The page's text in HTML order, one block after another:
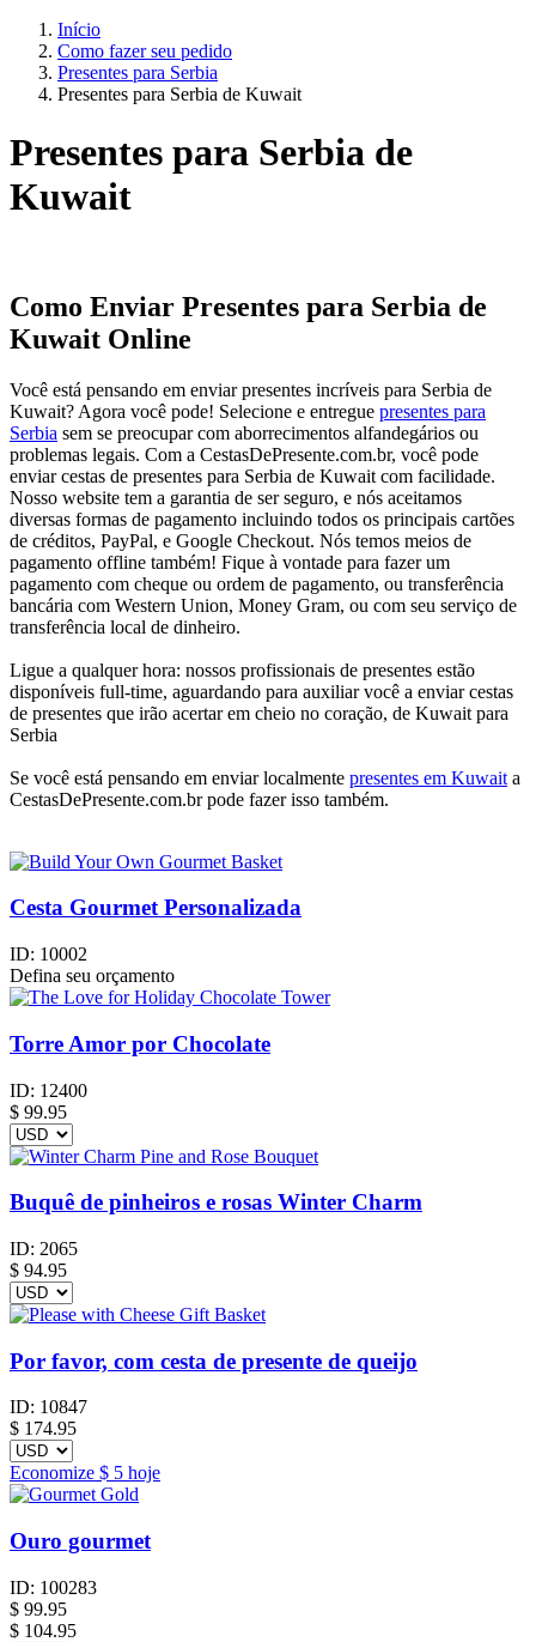
Início
Como fazer seu pedido
Presentes para Serbia
Presentes para Serbia de Kuwait
Presentes para Serbia de
Kuwait
Como Enviar Presentes para Serbia de
Kuwait Online
Você está pensando em enviar presentes incríveis para Serbia de
Kuwait? Agora você pode! Selecione e entregue presentes para
Serbia sem se preocupar com aborrecimentos alfandegários ou
problemas legais. Com a CestasDePresente.com.br, você pode
enviar cestas de presentes para Serbia de Kuwait com facilidade.
Nosso website tem a garantia de ser seguro, e nós aceitamos
diversas formas de pagamento incluindo todos os principais cartões
de créditos, PayPal, e Google Checkout. Nós temos meios de
pagamento offline também! Fique à vontade para fazer um
pagamento com cheque ou ordem de pagamento, ou transferência
bancária com Western Union, Money Gram, ou com seu serviço de
transferência local de dinheiro.
Ligue a qualquer hora: nossos profissionais de presentes estão
disponíveis full-time, aguardando para auxiliar você a enviar cestas
de presentes que irão acertar em cheio no coração, de Kuwait para
Serbia
Se você está pensando em enviar localmente presentes em Kuwait a
CestasDePresente.com.br pode fazer isso também.
Cesta Gourmet Personalizada
ID: 10002
Defina seu orçamento
Torre Amor por Chocolate
ID: 12400
$ 99.95
Buquê de pinheiros e rosas Winter Charm
ID: 2065
$ 94.95
Por favor, com cesta de presente de queijo
ID: 10847
$ 174.95
Economize $ 5 hoje
Ouro gourmet
ID: 100283
$ 99.95
$ 104.95